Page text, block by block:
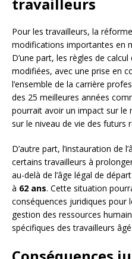
travailleurs
Pour les travailleurs, la
modifications importantes en
D’une part, les règles de
modifiées, avec une prise en
l’ensemble de la carrière
des 25 meilleures années
pourrait avoir un impact sur
sur le niveau de vie des futurs
D’autre part, l’instauration de
certains travailleurs à
au-delà de l’âge légal de
à 62 ans. Cette situation
conséquences juridiques pour
gestion des ressources
spécifiques des travailleurs